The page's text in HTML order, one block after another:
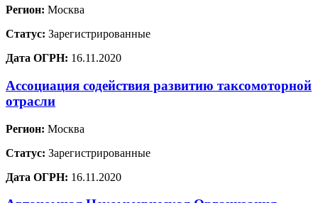
Регион: Москва
Статус: Зарегистрированные
Дата ОГРН: 16.11.2020
Ассоциация содействия развитию таксомоторной
отрасли
Регион: Москва
Статус: Зарегистрированные
Дата ОГРН: 16.11.2020